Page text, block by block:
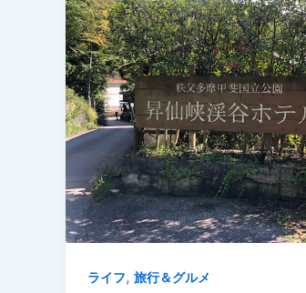
ライフ, 旅行＆グルメ